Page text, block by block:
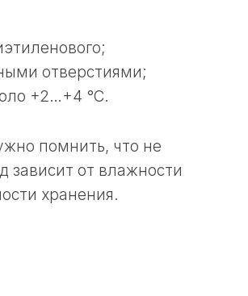
отверстиями;
+2…+4 °C.
помнить, что не
зависит от влажности
хранения.